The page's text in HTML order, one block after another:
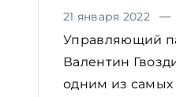
21 января 2022
Управляющий
Валентин
одним из самых